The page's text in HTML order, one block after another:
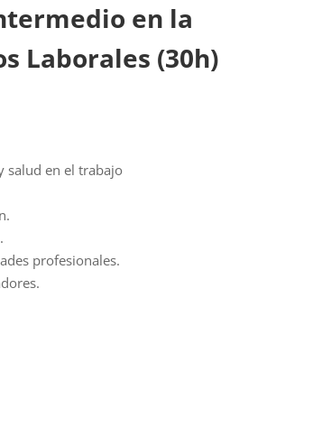
en la
Laborales (30h)
salud en el trabajo
profesionales.